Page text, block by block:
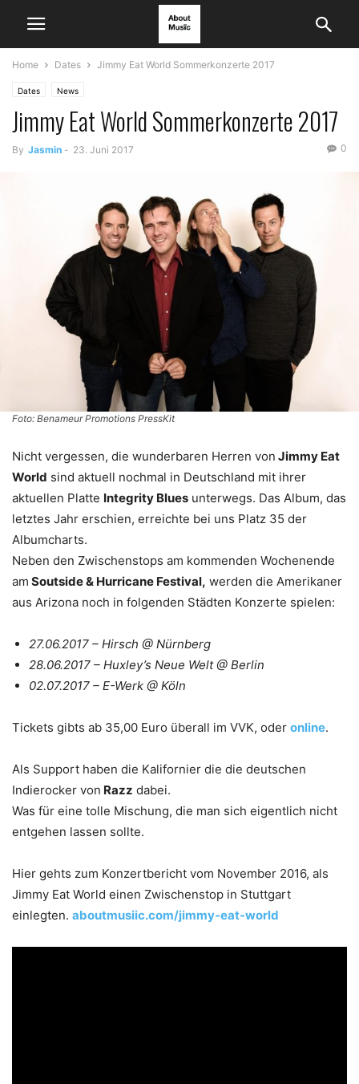
Home Dates Jimmy Eat World Sommerkonzerte 2017
Dates News
Jimmy Eat World Sommerkonzerte 2017
By Jasmin - 23. Juni 2017 0
Foto: Benameur Promotions PressKit
Nicht vergessen, die wunderbaren Herren von Jimmy Eat
World sind aktuell nochmal in Deutschland mit ihrer
aktuellen Platte Integrity Blues unterwegs. Das Album, das
letztes Jahr erschien, erreichte bei uns Platz 35 der
Albumcharts.
Neben den Zwischenstops am kommenden Wochenende
am Soutside & Hurricane Festival, werden die Amerikaner
aus Arizona noch in folgenden Städten Konzerte spielen:
27.06.2017 – Hirsch @ Nürnberg
28.06.2017 – Huxley’s Neue Welt @ Berlin
02.07.2017 – E-Werk @ Köln
Tickets gibts ab 35,00 Euro überall im VVK, oder online.
Als Support haben die Kalifornier die die deutschen
Indierocker von Razz dabei.
Was für eine tolle Mischung, die man sich eigentlich nicht
entgehen lassen sollte.
Hier gehts zum Konzertbericht vom November 2016, als
Jimmy Eat World einen Zwischenstop in Stuttgart
einlegten. aboutmusiic.com/jimmy-eat-world